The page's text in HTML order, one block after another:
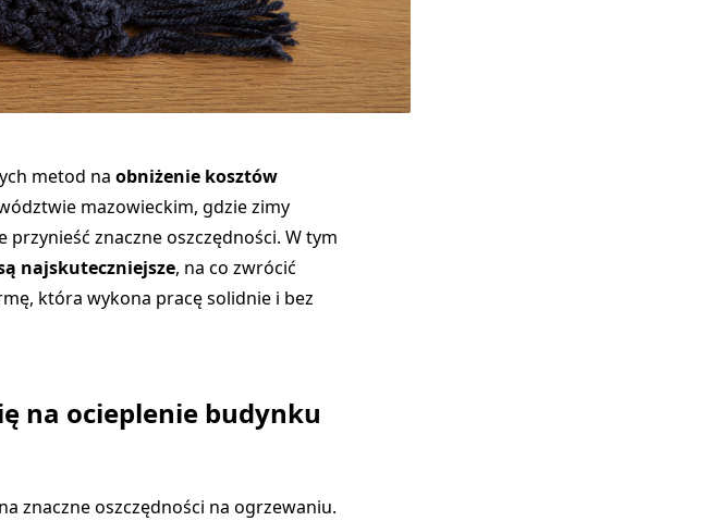
metod na obniżenie kosztów
mazowieckim, gdzie zimy
znaczne oszczędności. W tym
najskuteczniejsze, na co zwrócić
która wykona pracę solidnie i bez
na ocieplenie budynku
znaczne oszczędności na ogrzewaniu.